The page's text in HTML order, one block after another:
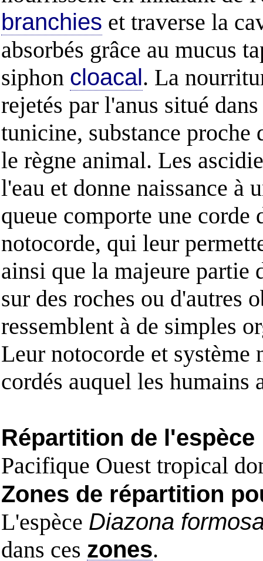
branchies et traverse la
absorbés grâce au mucus
siphon cloacal. La
rejetés par l'anus situé
tunicine, substance proche
le règne animal. Les
l'eau et donne naissance à
queue comporte une
notocorde, qui leur
ainsi que la majeure partie
sur des roches ou d'autres
ressemblent à de simples
Leur notocorde et système
cordés auquel les humains
Répartition de l'espèce
Pacifique Ouest tropical
Zones de répartition
L'espèce Diazona
dans ces zones.